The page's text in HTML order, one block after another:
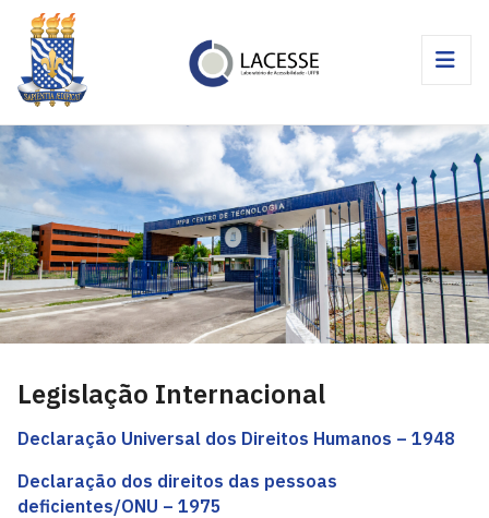
Legislação Internacional
Declaração Universal dos Direitos Humanos – 1948
Declaração dos direitos das pessoas
deficientes/ONU – 1975